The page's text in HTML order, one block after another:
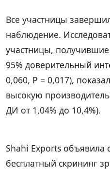
Все участницы
наблюдение.
участницы,
95% доверительный
0,060, P = 0,017),
высокую
ДИ от 1,04% до 10,4%).
Shahi Exports объявила
бесплатный скрининг